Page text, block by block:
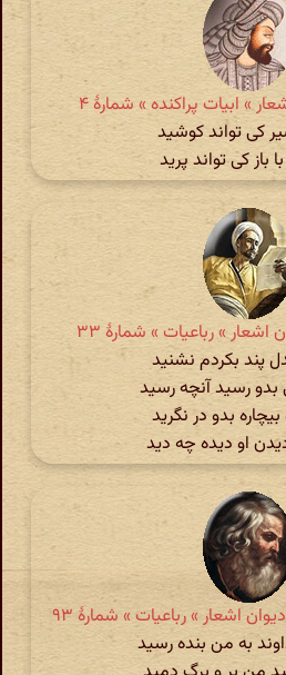
» ابیات پراکنده » شمارهٔ ۴
کی تواند کوشید
کی تواند پرید
» رباعیات » شمارهٔ ۳۳
پند بکردم نشنید
بدو رسید آنچه رسید
بدو در نگرید
او دیده چه دید
اشعار » رباعیات » شمارهٔ ۹۳
به من بنده رسید